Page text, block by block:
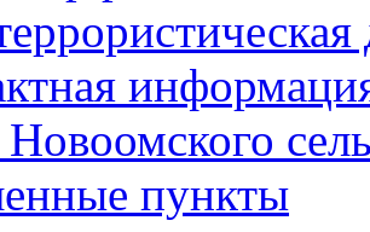
Новоомского
пункты